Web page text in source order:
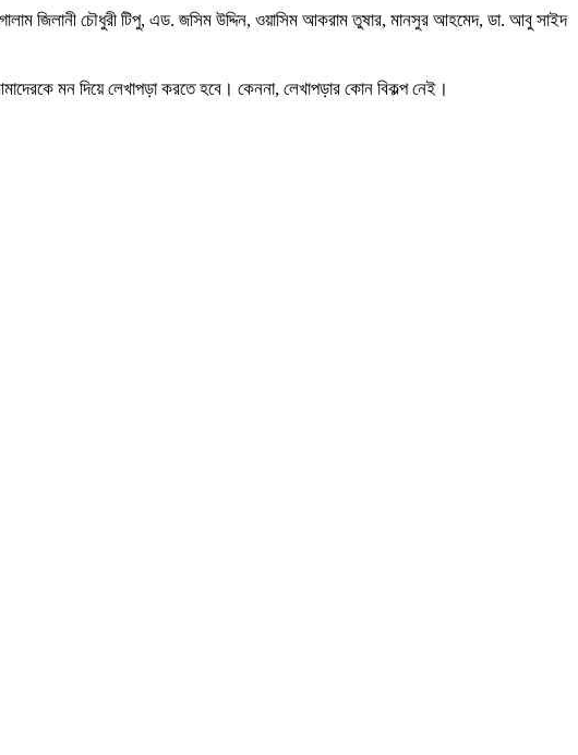
জিলানী চৌধুরী টিপু, এড. জসিম উদ্দিন, ওয়াসিম আকরাম তুষার, মানসুর আহমেদ, ডা. আবু সাইদ
মন দিয়ে লেখাপড়া করতে হবে। কেননা, লেখাপড়ার কোন বিকল্প নেই।